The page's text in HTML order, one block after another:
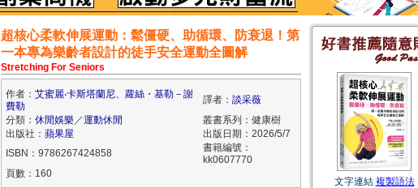
超核心柔軟伸展運動：鬆僵硬、助循環、防衰退！第
一本專為樂齡者設計的徒手安全運動全圖解
Stretching For Seniors
作者： 艾蜜麗‧卡斯塔蘭尼、蘿絲・基勒－謝
費勒
譯者： 談采薇
分類： 休閒娛樂／運動休閒
叢書系列：健康樹
出版社： 蘋果屋
出版日期：2026/5/7
ISBN：9786267424858
書籍編號：
kk0607770
頁數：160
文字連結 複製語法